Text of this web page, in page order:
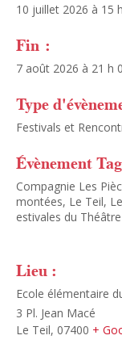
10 juillet 2026 à 15
Fin :
7 août 2026 à 21 h
Type
Festivals et
Évènement
Compagnie Les
montées, Le Teil,
estivales du
Lieu :
Ecole élémentaire
3 Pl. Jean Macé
Le Teil, 07400 +